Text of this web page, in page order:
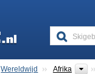
Wereldwijd Afrika